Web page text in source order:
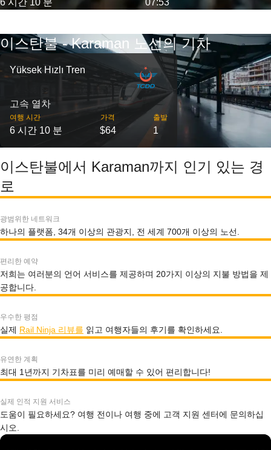
6 시간 10 분 07:53
이스탄불 - Karaman 노선의 기차
Yüksek Hızlı Tren
고속 열차
여행 시간
6 시간 10 분
가격
$64
출발
1
이스탄불에서 Karaman까지 인기 있는 경
로
광범위한 네트워크
하나의 플랫폼, 34개 이상의 관광지, 전 세계 700개 이상의 노선.
편리한 예약
저희는 여러분의 언어 서비스를 제공하며 20가지 이상의 지불 방법을 제
공합니다.
우수한 평점
실제 Rail Ninja 리뷰를 읽고 여행자들의 후기를 확인하세요.
유연한 계획
최대 1년까지 기차표를 미리 예매할 수 있어 편리합니다!
실제 인적 지원 서비스
도움이 필요하세요? 여행 전이나 여행 중에 고객 지원 센터에 문의하십
시오.